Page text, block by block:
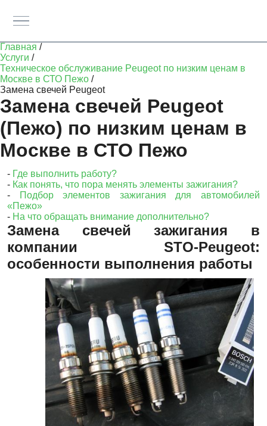
Главная /
Услуги /
Техническое обслуживание Peugeot по низким ценам в
Москве в СТО Пежо /
Замена свечей Peugeot
Замена свечей Peugeot
(Пежо) по низким ценам в
Москве в СТО Пежо
- Где выполнить работу?
- Как понять, что пора менять элементы зажигания?
-
Подбор элементов зажигания для автомобилей
«Пежо»
- На что обращать внимание дополнительно?
Замена свечей зажигания в
компании STO-Peugeot:
особенности выполнения работы